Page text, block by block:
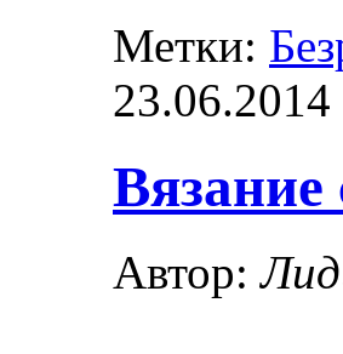
Метки:
23.06.2014
Вязание
Автор: